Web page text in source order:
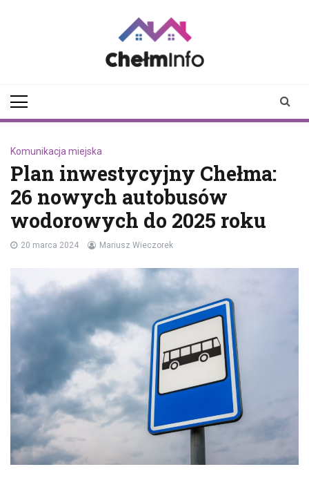
Komunikacja miejska
Plan inwestycyjny Chełma:
26 nowych autobusów
wodorowych do 2025 roku
20 marca 2024 Mariusz Wieczorek